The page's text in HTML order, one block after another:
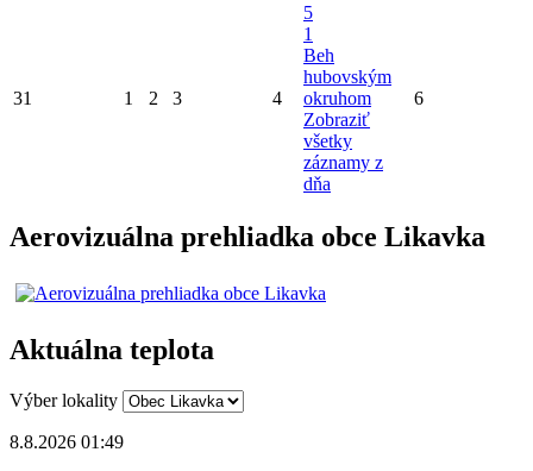
31 1 2 3 4
5
1
Beh
hubovským
okruhom
Zobraziť
všetky
záznamy z
dňa
6
Aerovizuálna prehliadka obce Likavka
Aktuálna teplota
Výber lokality
8.8.2026 01:49